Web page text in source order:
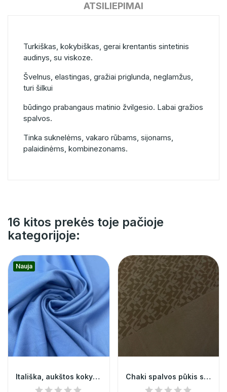
ATSILIEPIMAI
Turkiškas, kokybiškas, gerai krentantis sintetinis
audinys, su viskoze.
Švelnus, elastingas, gražiai priglunda, neglamžus,
turi šilkui
būdingo prabangaus matinio žvilgesio. Labai gražios
spalvos.
Tinka suknelėms, vakaro rūbams, sijonams,
palaidinėms, kombinezonams.
16 kitos prekės toje pačioje
kategorijoje:
Nauja
Itališka, aukštos kokybes žydra kostiumine... Chaki spalvos pūkis su raidėmis 013047